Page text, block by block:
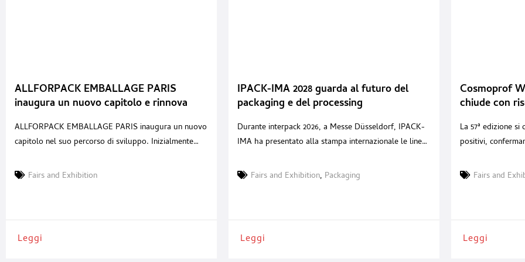
ALLFORPACK EMBALLAGE PARIS
inaugura un nuovo capitolo e rinnova
giugno 2027 a Paris Expo Porte de
Versailles
ALLFORPACK EMBALLAGE PARIS inaugura un nuovo
capitolo nel suo percorso di sviluppo. Inizialmente
Quartiere fieristico di Paris Nord Villepinte, la
Fairs and Exhibition
Leggi
IPACK-IMA 2028 guarda al futuro del
packaging e del processing
Durante interpack 2026, a Messe Düsseldorf, IPACK-
IMA ha presentato alla stampa internazionale le linee
Milano dal 29 maggio al 1° giugno 2028. L’incontro,
Fairs and Exhibition, Packaging
Leggi
Cosmoprof
chiude con
internazionale
La 57ª edizione
positivi,
anche in un
operatori da
Fairs and
Leggi